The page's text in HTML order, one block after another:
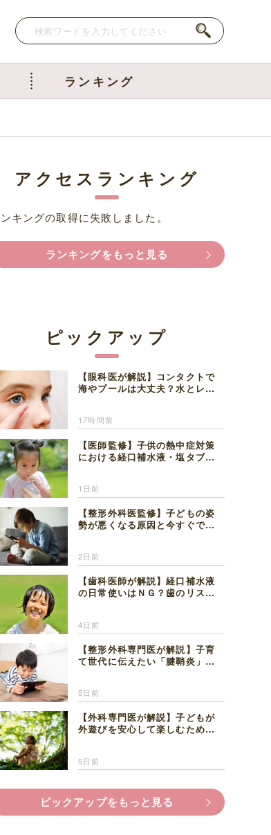
ランキング
アクセスランキング
キングの取得に失敗しました。
ランキングをもっと見る
ピックアップ
【眼科医が解説】コンタクトで
海やプールは大丈夫？水とレン
17時間前
【医師監修】子供の熱中症対策
における経口補水液・塩タブレ
1日前
【整形外科医監修】子どもの姿
勢が悪くなる原因と今すぐでき
2日前
【歯科医師が解説】経口補水液
の日常使いはＮＧ？歯のリスク
4日前
【整形外科専門医が解説】子育
て世代に伝えたい「腱鞘炎」の
5日前
【外科専門医が解説】子どもが
外遊びを安心して楽しむため
5日前
ピックアップをもっと見る